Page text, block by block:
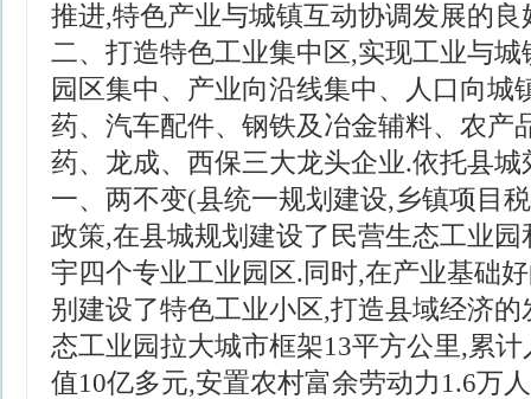
推进,特色产业与城镇互动协调发展的良
二、打造特色工业集中区,实现工业与
园区集中、产业向沿线集中、人口向城
药、汽车配件、钢铁及冶金辅料、农产
药、龙成、西保三大龙头企业.依托县城
一、两不变(县统一规划建设,乡镇项目
政策,在县城规划建设了民营生态工业
宇四个专业工业园区.同时,在产业基础
别建设了特色工业小区,打造县域经济
态工业园拉大城市框架13平方公里,累
值10亿多元,安置农村富余劳动力1.6万